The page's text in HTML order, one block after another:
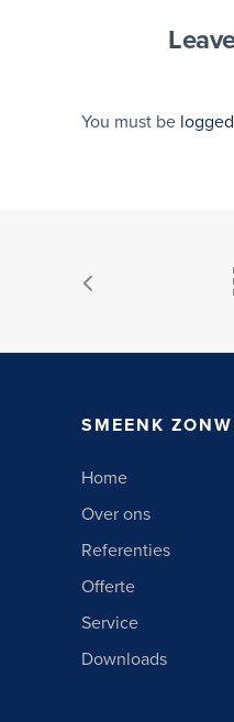
You must be
SMEENK
Home
Over ons
Referenties
Offerte
Service
Downloads